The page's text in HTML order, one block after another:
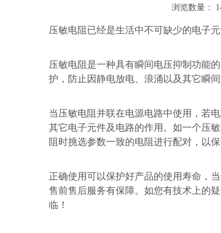
浏览数量：
["wechat","weibo","qzone","douban","email"]
压敏电阻已经是生活中不可缺少的电子
压敏电阻是一种具有瞬间电压抑制功能
护，防止因静电放电、浪涌以及其它瞬
当压敏电阻并联在电源电路中使用，若
其它电子元件及电路的作用。如一个压
阻时挑选参数一致的电阻进行配对，以
正确使用可以保护好产品的使用寿命，
售前售后服务有保障。如您有技术上的
临！